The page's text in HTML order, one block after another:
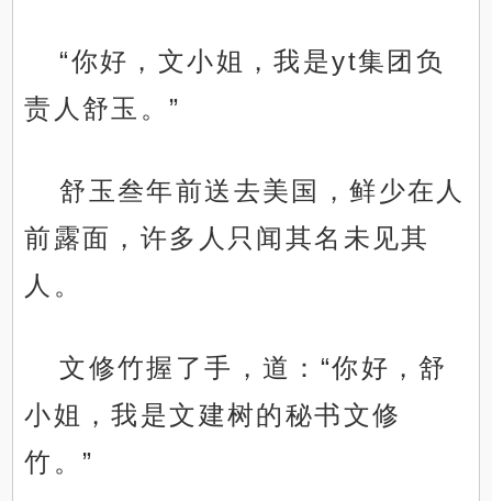
“你好，文小姐，我是yt集团负
责人舒玉。”
舒玉叁年前送去美国，鲜少在人
前露面，许多人只闻其名未见其
人。
文修竹握了手，道：“你好，舒
小姐，我是文建树的秘书文修
竹。”